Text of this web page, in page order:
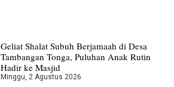
Geliat Shalat Subuh Berjamaah di Desa
Tambangan Tonga, Puluhan Anak Rutin
Hadir ke Masjid
Minggu, 2 Agustus 2026